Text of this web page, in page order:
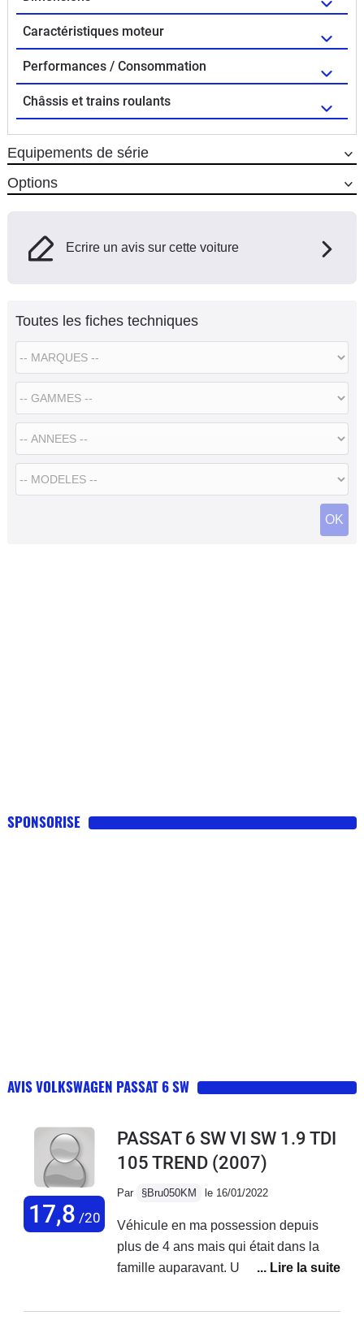
Caractéristiques moteur
Performances / Consommation
Châssis et trains roulants
Equipements de série
Options
Ecrire un avis sur cette voiture
Toutes les fiches techniques
SPONSORISE
AVIS VOLKSWAGEN PASSAT 6 SW
17,8 /20
PASSAT 6 SW VI SW 1.9 TDI
105 TREND (2007)
Par §Bru050KM le 16/01/2022
Véhicule en ma possession depuis
plus de 4 ans mais qui était dans la
famille auparavant. Une grande
temps et en heure, la Passat est